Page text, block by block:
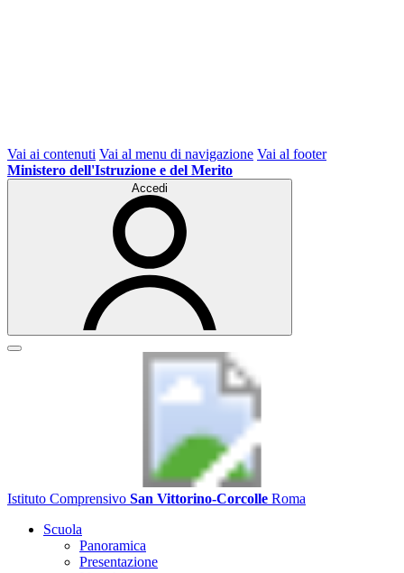
Vai ai contenuti Vai al menu di navigazione Vai al footer
Ministero dell'Istruzione e del Merito
Accedi
Istituto Comprensivo San Vittorino-Corcolle Roma
Scuola
Panoramica
Presentazione